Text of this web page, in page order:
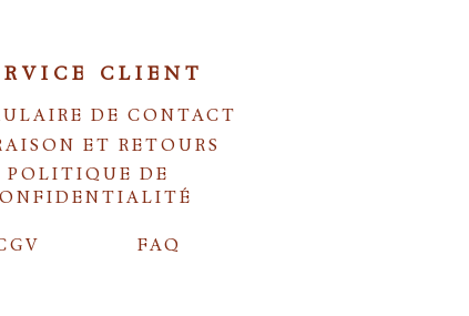
CLIENT
DE CONTACT
ET RETOURS
POLITIQUE DE
FAQ